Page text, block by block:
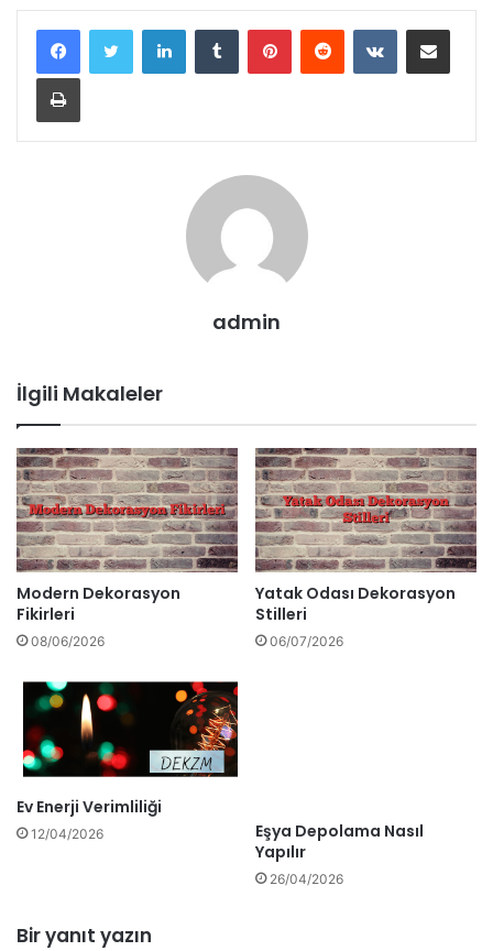
LinkedInTumblr PinterestReddit VKontakteE-Posta ile paylaş
Yazdır
admin
İlgili Makaleler
Modern Dekorasyon
Fikirleri
08/06/2026
Yatak Odası Dekorasyon
Stilleri
06/07/2026
Ev Enerji Verimliliği
12/04/2026
Eşya Depolama Nasıl
Yapılır
26/04/2026
Bir yanıt yazın